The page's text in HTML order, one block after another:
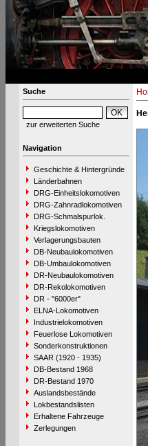
Suche
zur erweiterten Suche
Navigation
Geschichte & Hintergründe
Länderbahnen
DRG-Einheitslokomotiven
DRG-Zahnradlokomotiven
DRG-Schmalspurlok.
Kriegslokomotiven
Verlagerungsbauten
DB-Neubaulokomotiven
DB-Umbaulokomotiven
DR-Neubaulokomotiven
DR-Rekolokomotiven
DR - "6000er"
ELNA-Lokomotiven
Industrielokomotiven
Feuerlose Lokomotiven
Sonderkonstruktionen
SAAR (1920 - 1935)
DB-Bestand 1968
DR-Bestand 1970
Auslandsbestände
Lokbestandslisten
Erhaltene Fahrzeuge
Zerlegungen